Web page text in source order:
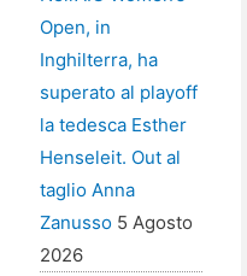
Open, in
Inghilterra, ha
superato al playoff
la tedesca Esther
Henseleit. Out al
taglio Anna
Zanusso 5 Agosto
2026